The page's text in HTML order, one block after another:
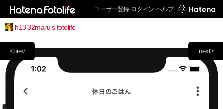
ユーザー登録 ログイン ヘルプ
h13i32maru's fotolife
next>
<prev